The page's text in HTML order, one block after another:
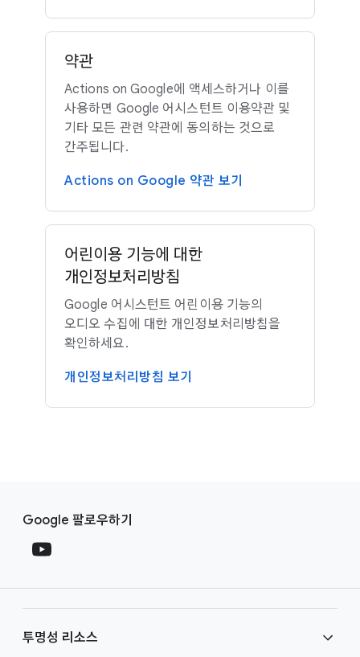
약관
Actions on Google에 액세스하거나 이를
사용하면 Google 어시스턴트 이용약관 및
기타 모든 관련 약관에 동의하는 것으로
간주됩니다.
Actions on Google 약관 보기
어린이용 기능에 대한
개인정보처리방침
Google 어시스턴트 어린이용 기능의
오디오 수집에 대한 개인정보처리방침을
확인하세요.
개인정보처리방침 보기
S
a
l
o
Google 팔로우하기
투명성 리소스